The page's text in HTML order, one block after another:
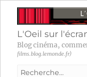
L'Oeil sur
Blog cinéma,
films.blog.lemonde.fr)
Recherche